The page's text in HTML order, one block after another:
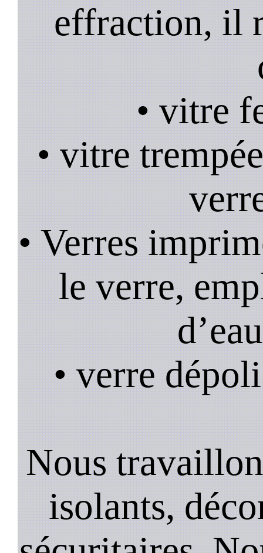
effraction, il
• vitre
• vitre
• Verres
le verre,
• verre
Nous
isolants,